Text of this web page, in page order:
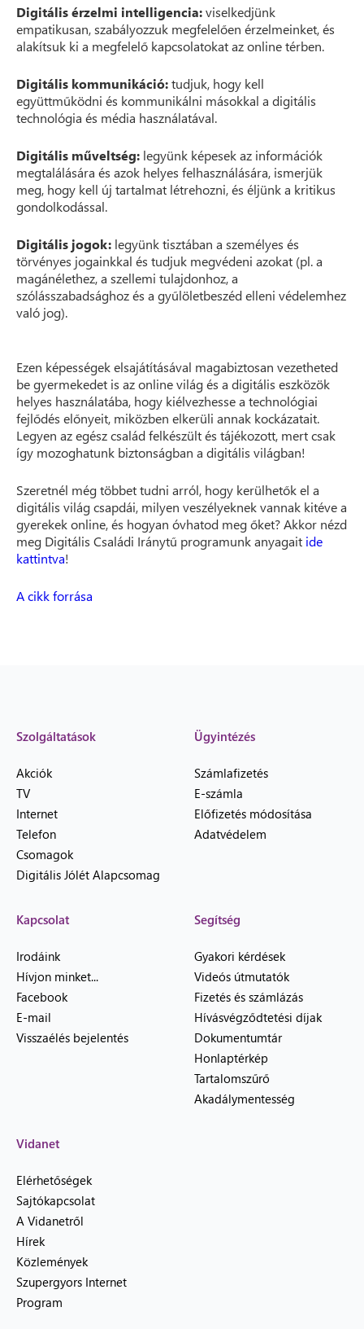
Digitális érzelmi intelligencia:viselkedjünk
empatikusan, szabályozzuk megfelelően érzelmeinket, és
alakítsuk ki a megfelelő kapcsolatokat az online térben.
Digitális kommunikáció:tudjuk, hogy kell
együttműködni és kommunikálni másokkal a digitális
technológia és média használatával.
Digitális műveltség: legyünk képesek az információk
megtalálására és azok helyes felhasználására, ismerjük
meg, hogy kell új tartalmat létrehozni, és éljünk a kritikus
gondolkodással.
Digitális jogok: legyünk tisztában a személyes és
törvényes jogainkkal és tudjuk megvédeni azokat (pl. a
magánélethez, a szellemi tulajdonhoz, a
szólásszabadsághoz és a gyűlöletbeszéd elleni védelemhez
való jog).
Ezen képességek elsajátításával magabiztosan vezetheted
be gyermekedet is az online világ és a digitális eszközök
helyes használatába, hogy kiélvezhesse a technológiai
fejlődés előnyeit, miközben elkerüli annak kockázatait.
Legyen az egész család felkészült és tájékozott, mert csak
így mozoghatunk biztonságban a digitális világban!
Szeretnél még többet tudni arról, hogy kerülhetők el a
digitális világ csapdái, milyen veszélyeknek vannak kitéve a
gyerekek online, és hogyan óvhatod meg őket? Akkor nézd
meg Digitális Családi Iránytű programunk anyagait ide
kattintva!
A cikk forrása
Szolgáltatások
Akciók
TV
Internet
Telefon
Csomagok
Digitális Jólét Alapcsomag
Ügyintézés
Számlafizetés
E-számla
Előfizetés módosítása
Adatvédelem
Kapcsolat
Irodáink
Hívjon minket...
Facebook
E-mail
Visszaélés bejelentés
Segítség
Gyakori kérdések
Videós útmutatók
Fizetés és számlázás
Hívásvégződtetési díjak
Dokumentumtár
Honlaptérkép
Tartalomszűrő
Akadálymentesség
Vidanet
Elérhetőségek
Sajtókapcsolat
A Vidanetről
Hírek
Közlemények
Szupergyors Internet
Program